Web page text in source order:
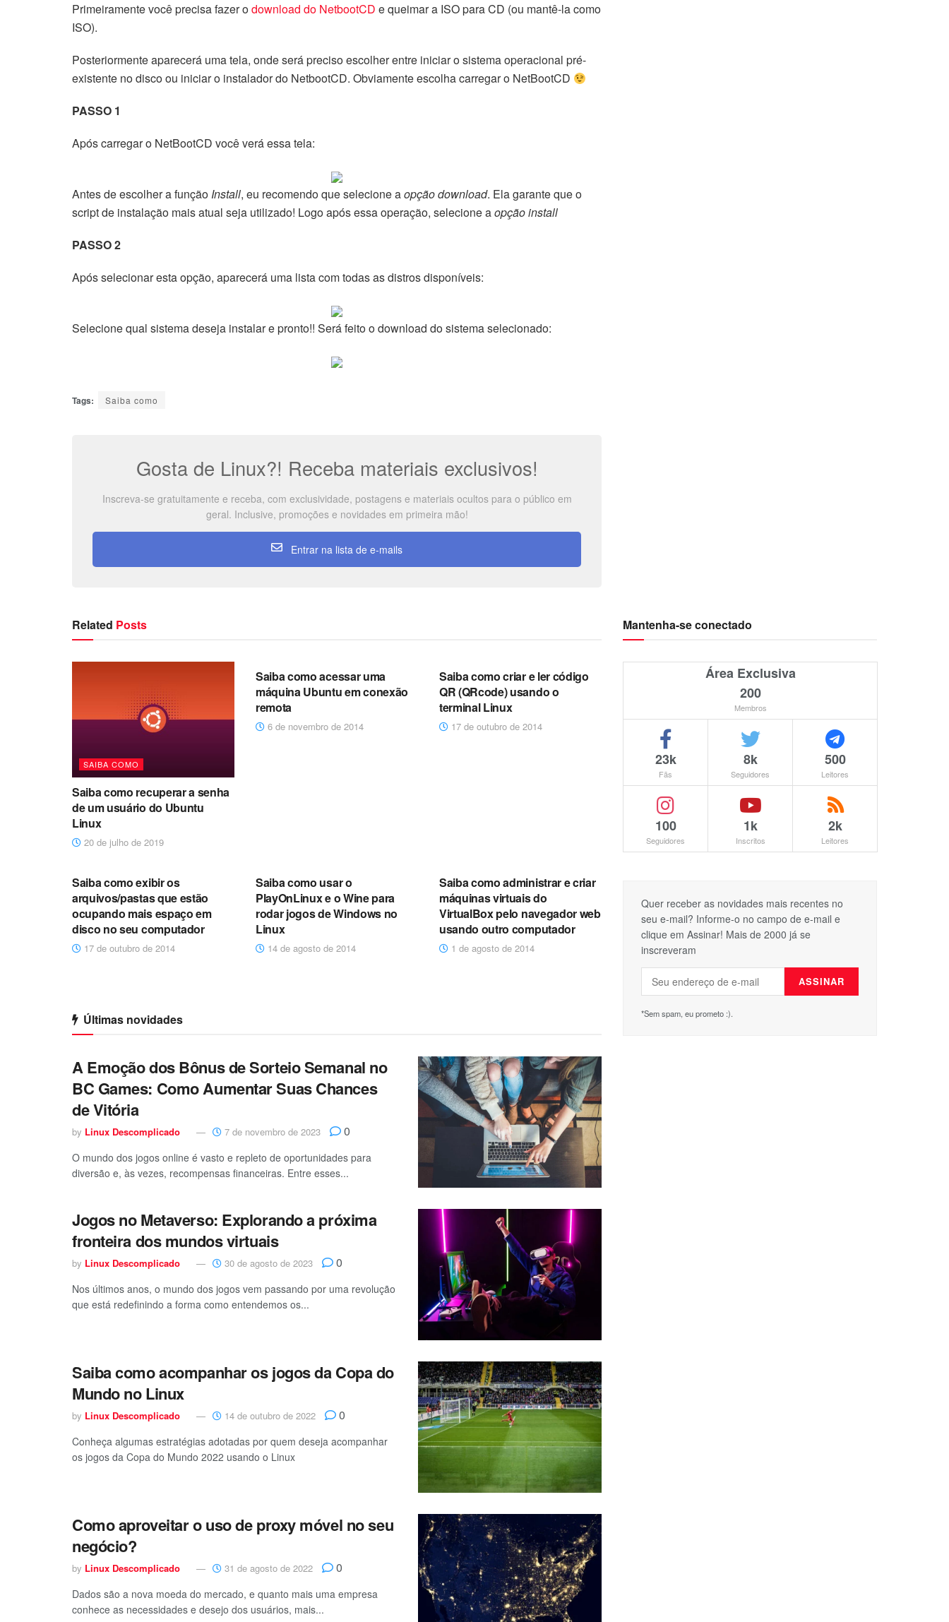
Primeiramente você precisa fazer odownload do NetbootCD e queimar a ISO para CD (ou mantê-la como
ISO).
Posteriormente aparecerá uma tela, onde será preciso escolher entre iniciar o sistema operacional pré-
existente no disco ou iniciar o instalador do NetbootCD. Obviamente escolha carregar o NetBootCD
PASSO 1
Após carregar o NetBootCD você verá essa tela:
Antes de escolher a função Install, eu recomendo que selecione aopção download. Ela garante que o
script de instalação mais atual seja utilizado! Logo após essa operação, selecione aopção install
PASSO 2
Após selecionar esta opção, aparecerá uma lista com todas as distros disponíveis:
Selecione qual sistema deseja instalar e pronto!! Será feito o download do sistema selecionado:
Tags: Saiba como
Gosta de Linux?! Receba materiais exclusivos!
Inscreva-se gratuitamente e receba, com exclusividade, postagens e materiais ocultos para o público em
geral. Inclusive, promoções e novidades em primeira mão!
Entrar na lista de e-mails
Related Posts
SAIBA COMO
Saiba como recuperar a senha
de um usuário do Ubuntu
Linux
20 de julho de 2019
Saiba como acessar uma
máquina Ubuntu em conexão
remota
6 de novembro de 2014
Saiba como criar e ler código
QR (QRcode) usando o
terminal Linux
17 de outubro de 2014
Saiba como exibir os
arquivos/pastas que estão
ocupando mais espaço em
disco no seu computador
17 de outubro de 2014
Saiba como usar o
PlayOnLinux e o Wine para
rodar jogos de Windows no
Linux
14 de agosto de 2014
Saiba como administrar e criar
máquinas virtuais do
VirtualBox pelo navegador web
usando outro computador
1 de agosto de 2014
Últimas novidades
A Emoção dos Bônus de Sorteio Semanal no
BC Games: Como Aumentar Suas Chances
de Vitória
by Linux Descomplicado 7 de novembro de 2023 0
O mundo dos jogos online é vasto e repleto de oportunidades para
diversão e, às vezes, recompensas financeiras. Entre esses...
Jogos no Metaverso: Explorando a próxima
fronteira dos mundos virtuais
by Linux Descomplicado 30 de agosto de 2023 0
Nos últimos anos, o mundo dos jogos vem passando por uma revolução
que está redefinindo a forma como entendemos os...
Saiba como acompanhar os jogos da Copa do
Mundo no Linux
by Linux Descomplicado 14 de outubro de 2022 0
Conheça algumas estratégias adotadas por quem deseja acompanhar
os jogos da Copa do Mundo 2022 usando o Linux
Como aproveitar o uso de proxy móvel no seu
negócio?
by Linux Descomplicado 31 de agosto de 2022 0
Dados são a nova moeda do mercado, e quanto mais uma empresa
conhece as necessidades e desejo dos usuários, mais...
Mantenha-se conectado
Área Exclusiva
200
Membros
23k
Fãs
8k
Seguidores
500
Leitores
100
Seguidores
1k
Inscritos
2k
Leitores
Quer receber as novidades mais recentes no
seu e-mail? Informe-o no campo de e-mail e
clique em Assinar! Mais de 2000 já se
inscreveram
*Sem spam, eu prometo :).